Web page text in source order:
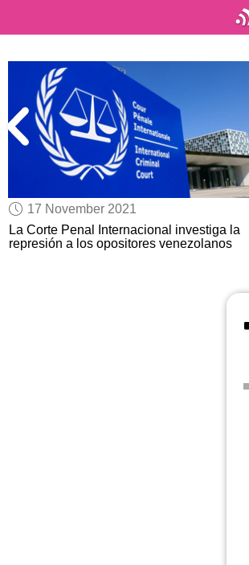
17 November 2021
La Corte Penal Internacional investiga la
represión a los opositores venezolanos